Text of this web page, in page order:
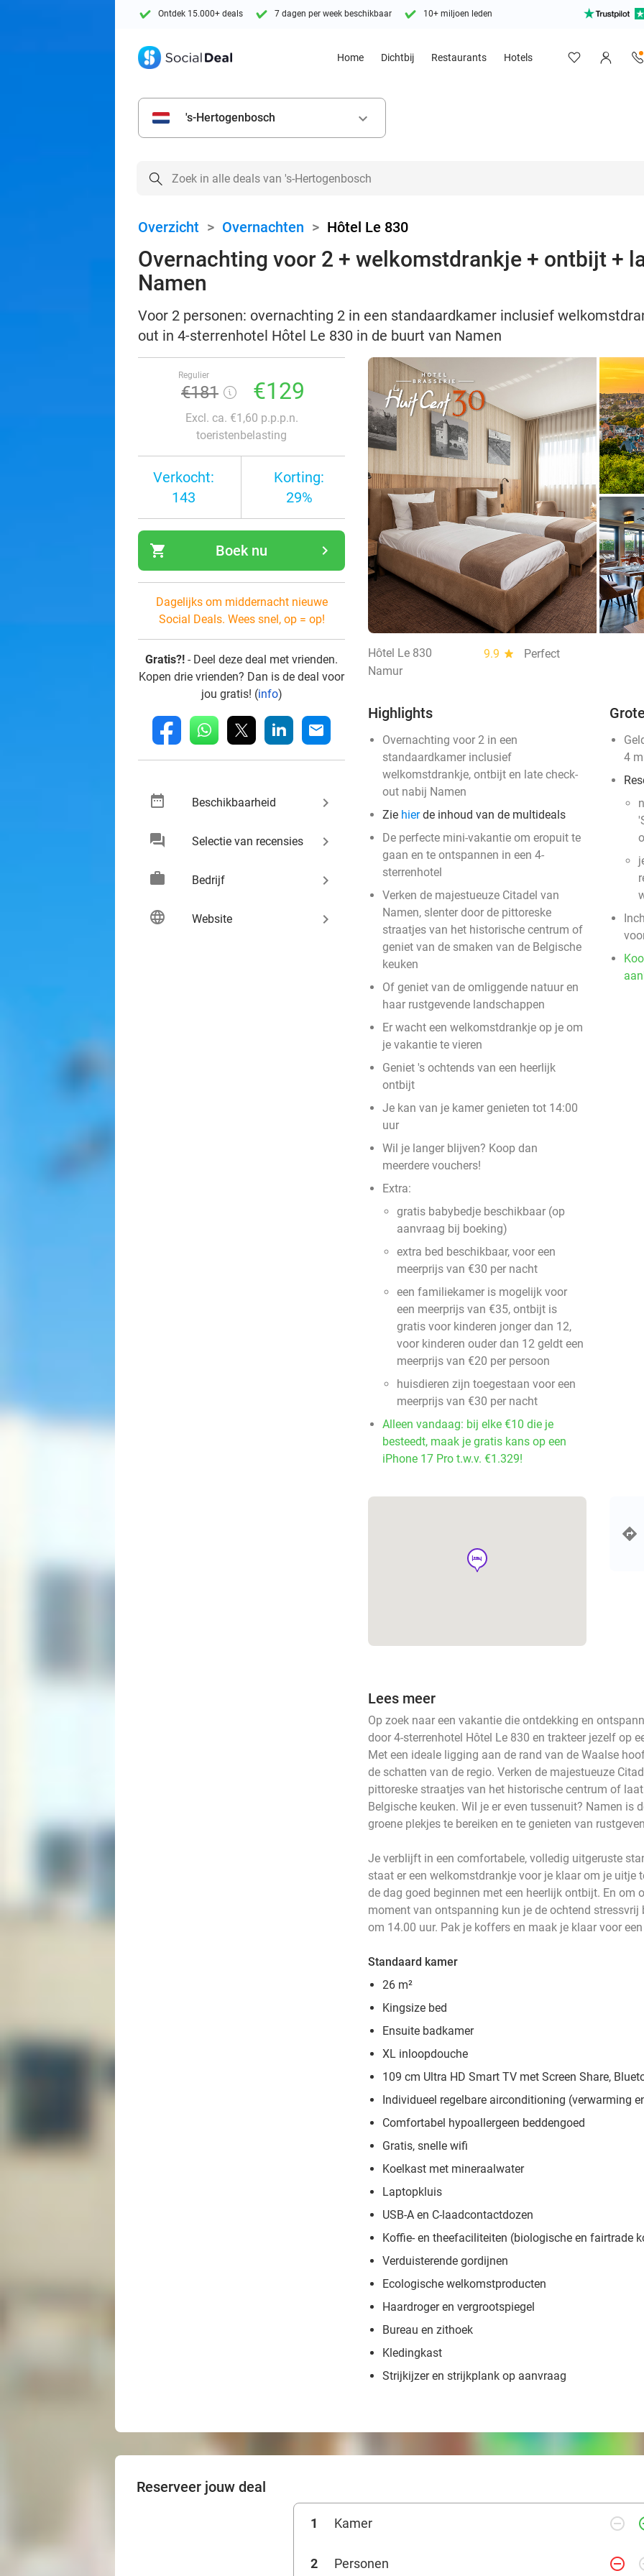
Ontdek 15.000+ deals 7 dagen per week beschikbaar 10+ miljoen leden
Home Dichtbij Restaurants Hotels
's-Hertogenbosch keyboard_arrow_down
Overzicht > Overnachten > Hôtel Le 830
Overnachting voor 2 + welkomstdrankje + ontbijt +
Namen
Voor 2 personen: overnachting 2 in een standaardkamer inclusief
out in 4-sterrenhotel Hôtel Le 830 in de buurt van Namen
Regulier
€181 €129
Excl. ca. €1,60 p.p.p.n.
toeristenbelasting
Verkocht:
143
Korting:
29%
shopping_cart navigate_next
Boek nu
Dagelijks om middernacht nieuwe
Social Deals. Wees snel, op = op!
Gratis?! - Deel deze deal met vrienden.
Kopen drie vrienden? Dan is de deal voor
jou gratis! (info)
fb whatsapp linkedin mail
date_range Beschikbaarheid keyboard_arrow_right
chat Selectie van recensies keyboard_arrow_right
work Bedrijf keyboard_arrow_right
language Website keyboard_arrow_right
Hôtel Le 830 9.9 star
Perfect
Namur
Highlights
Overnachting voor 2 in een
standaardkamer inclusief
welkomstdrankje, ontbijt en late check-
out nabij Namen
Zie hierde inhoud van de multideals
De perfecte mini-vakantie om eropuit te
gaan en te ontspannen in een 4-
sterrenhotel
Verken de majestueuze Citadel van
Namen, slenter door de pittoreske
straatjes van het historische centrum of
geniet van de smaken van de Belgische
keuken
Of geniet van de omliggende natuur en
haar rustgevende landschappen
Er wacht een welkomstdrankje op je om
je vakantie te vieren
Geniet 's ochtends van een heerlijk
ontbijt
Je kan van je kamer genieten tot 14:00
uur
Wil je langer blijven? Koop dan
meerdere vouchers!
Extra:
gratis babybedje beschikbaar (op
aanvraag bij boeking)
extra bed beschikbaar, voor een
meerprijs van €30 per nacht
een familiekamer is mogelijk voor
een meerprijs van €35, ontbijt is
gratis voor kinderen jonger dan 12,
voor kinderen ouder dan 12 geldt een
meerprijs van €20 per persoon
huisdieren zijn toegestaan voor een
meerprijs van €30 per nacht
Alleen vandaag: bij elke €10 die je
besteedt, maak je gratis kans op een
iPhone 17 Pro t.w.v. €1.329!
4
hotel
Lees meer
Op zoek naar een vakantie die ontdekking en
door 4-sterrenhotel Hôtel Le 830 en trakteer jezelf op
Met een ideale ligging aan de rand van de Waalse
de schatten van de regio. Verken de majestueuze
pittoreske straatjes van het historische centrum of
Belgische keuken. Wil je er even tussenuit? Namen is
groene plekjes te bereiken en te genieten van
Je verblijft in een comfortabele, volledig uitgeruste
staat er een welkomstdrankje voor je klaar om je uitje
de dag goed beginnen met een heerlijk ontbijt. En om
moment van ontspanning kun je de ochtend
om 14.00 uur. Pak je koffers en maak je klaar voor
Standaard kamer
26 m²
Kingsize bed
Ensuite badkamer
XL inloopdouche
109 cm Ultra HD Smart TV met Screen Share,
Individueel regelbare airconditioning (verwarming
Comfortabel hypoallergeen beddengoed
Gratis, snelle wifi
Koelkast met mineraalwater
Laptopkluis
USB-A en C-laadcontactdozen
Koffie- en theefaciliteiten (biologische en fairtrade
Verduisterende gordijnen
Ecologische welkomstproducten
Haardroger en vergrootspiegel
Bureau en zithoek
Kledingkast
Strijkijzer en strijkplank op aanvraag
Reserveer jouw deal
1 Kamer remove_circle_outline
2 Personen remove_circle_outline